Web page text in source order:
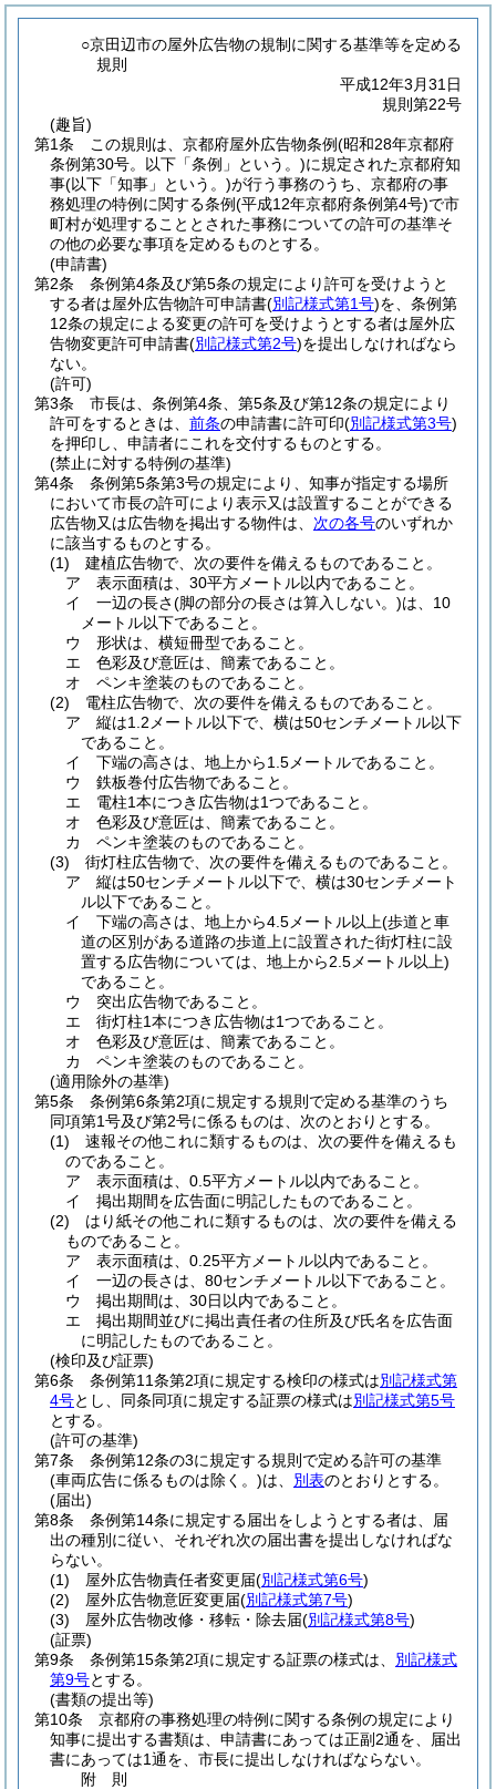
○京田辺市の屋外広告物の規制に関する基準等を定める
規則
平成12年3月31日
規則第22号
(趣旨)
第1条
この規則は、京都府屋外広告物条例(昭和28年京都府
条例第30号。以下「条例」という。)に規定された京都府知
事(以下「知事」という。)が行う事務のうち、京都府の事
務処理の特例に関する条例(平成12年京都府条例第4号)で市
町村が処理することとされた事務についての許可の基準そ
の他の必要な事項を定めるものとする。
(申請書)
第2条
条例第4条及び第5条の規定により許可を受けようと
する者は屋外広告物許可申請書(別記様式第1号)を、条例第
12条の規定による変更の許可を受けようとする者は屋外広
告物変更許可申請書(別記様式第2号)を提出しなければなら
ない。
(許可)
第3条
市長は、条例第4条、第5条及び第12条の規定により
許可をするときは、 前条の申請書に許可印(別記様式第3号)
を押印し、申請者にこれを交付するものとする。
(禁止に対する特例の基準)
第4条
条例第5条第3号の規定により、知事が指定する場所
において市長の許可により表示又は設置することができる
広告物又は広告物を掲出する物件は、 次の各号のいずれか
に該当するものとする。
(1)
建植広告物で、次の要件を備えるものであること。
ア
表示面積は、30平方メートル以内であること。
イ
一辺の長さ(脚の部分の長さは算入しない。)は、10
メートル以下であること。
ウ
形状は、横短冊型であること。
エ
色彩及び意匠は、簡素であること。
オ
ペンキ塗装のものであること。
(2)
電柱広告物で、次の要件を備えるものであること。
ア
縦は1.2メートル以下で、横は50センチメートル以下
であること。
イ
下端の高さは、地上から1.5メートルであること。
ウ
鉄板巻付広告物であること。
エ
電柱1本につき広告物は1つであること。
オ
色彩及び意匠は、簡素であること。
カ
ペンキ塗装のものであること。
(3)
街灯柱広告物で、次の要件を備えるものであること。
ア
縦は50センチメートル以下で、横は30センチメート
ル以下であること。
イ
下端の高さは、地上から4.5メートル以上(歩道と車
道の区別がある道路の歩道上に設置された街灯柱に設
置する広告物については、地上から2.5メートル以上)
であること。
ウ
突出広告物であること。
エ
街灯柱1本につき広告物は1つであること。
オ
色彩及び意匠は、簡素であること。
カ
ペンキ塗装のものであること。
(適用除外の基準)
第5条
条例第6条第2項に規定する規則で定める基準のうち
同項第1号及び第2号に係るものは、次のとおりとする。
(1)
速報その他これに類するものは、次の要件を備えるも
のであること。
ア
表示面積は、0.5平方メートル以内であること。
イ
掲出期間を広告面に明記したものであること。
(2)
はり紙その他これに類するものは、次の要件を備える
ものであること。
ア
表示面積は、0.25平方メートル以内であること。
イ
一辺の長さは、80センチメートル以下であること。
ウ
掲出期間は、30日以内であること。
エ
掲出期間並びに掲出責任者の住所及び氏名を広告面
に明記したものであること。
(検印及び証票)
第6条
条例第11条第2項に規定する検印の様式は別記様式第
4号とし、同条同項に規定する証票の様式は別記様式第5号
とする。
(許可の基準)
第7条
条例第12条の3に規定する規則で定める許可の基準
(車両広告に係るものは除く。)は、 別表のとおりとする。
(届出)
第8条
条例第14条に規定する届出をしようとする者は、届
出の種別に従い、それぞれ次の届出書を提出しなければな
らない。
(1)
屋外広告物責任者変更届(別記様式第6号)
(2)
屋外広告物意匠変更届(別記様式第7号)
(3)
屋外広告物改修・移転・除去届(別記様式第8号)
(証票)
第9条
条例第15条第2項に規定する証票の様式は、 別記様式
第9号とする。
(書類の提出等)
第10条
京都府の事務処理の特例に関する条例の規定により
知事に提出する書類は、申請書にあっては正副2通を、届出
書にあっては1通を、市長に提出しなければならない。
附 則